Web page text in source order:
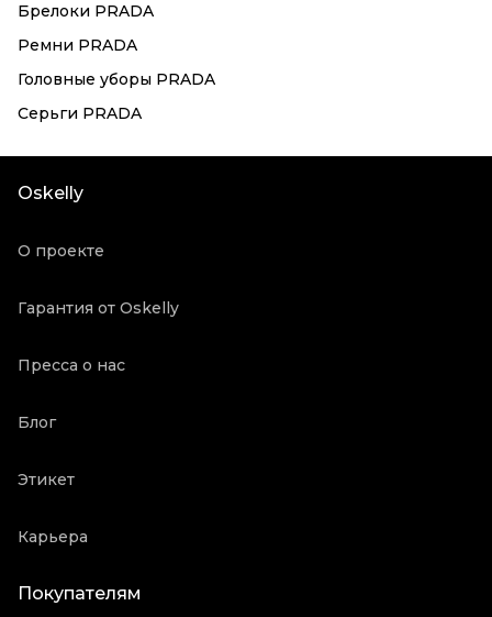
Брелоки PRADA
Ремни PRADA
Головные уборы PRADA
Серьги PRADA
Oskelly
О проекте
Гарантия от Oskelly
Пресса о нас
Блог
Этикет
Карьера
Покупателям